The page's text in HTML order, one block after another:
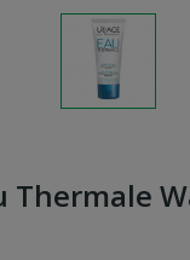
Thermale